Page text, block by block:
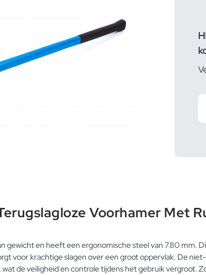
Voorhamer Met
gewicht en heeft een ergonomische steel van 780 mm.
voor krachtige slagen over een groot oppervlak. De
de veiligheid en controle tijdens het gebruik vergroot.